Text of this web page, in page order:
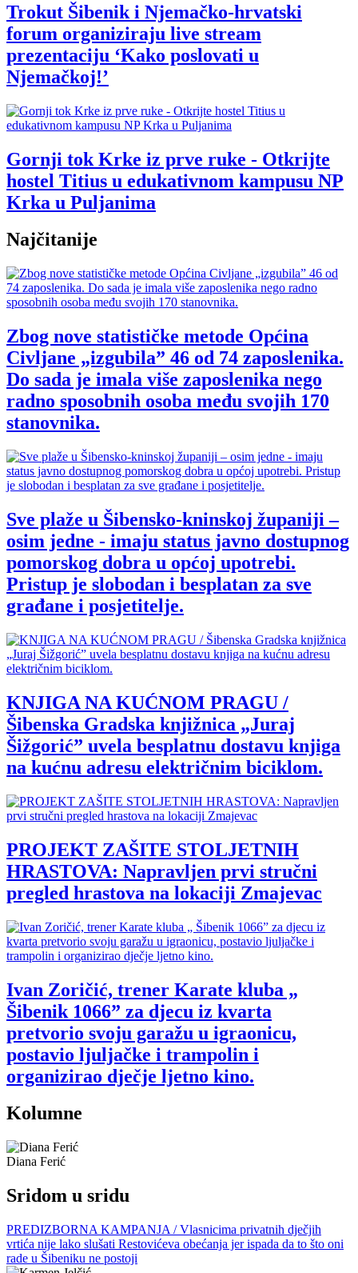
Trokut Šibenik i Njemačko-hrvatski
forum organiziraju live stream
prezentaciju ‘Kako poslovati u
Njemačkoj!’
Gornji tok Krke iz prve ruke - Otkrijte
hostel Titius u edukativnom kampusu NP
Krka u Puljanima
Najčitanije
Zbog nove statističke metode Općina
Civljane „izgubila” 46 od 74 zaposlenika.
Do sada je imala više zaposlenika nego
radno sposobnih osoba među svojih 170
stanovnika.
Sve plaže u Šibensko-kninskoj županiji –
osim jedne - imaju status javno dostupnog
pomorskog dobra u općoj upotrebi.
Pristup je slobodan i besplatan za sve
građane i posjetitelje.
KNJIGA NA KUĆNOM PRAGU /
Šibenska Gradska knjižnica „Juraj
Šižgorić” uvela besplatnu dostavu knjiga
na kućnu adresu električnim biciklom.
PROJEKT ZAŠITE STOLJETNIH
HRASTOVA: Napravljen prvi stručni
pregled hrastova na lokaciji Zmajevac
Ivan Zoričić, trener Karate kluba „
Šibenik 1066” za djecu iz kvarta
pretvorio svoju garažu u igraonicu,
postavio ljuljačke i trampolin i
organizirao dječje ljetno kino.
Kolumne
Diana Ferić
Sridom u sridu
PREDIZBORNA KAMPANJA / Vlasnicima privatnih dječjih
vrtića nije lako slušati Restovićeva obećanja jer ispada da to što oni
rade u Šibeniku ne postoji